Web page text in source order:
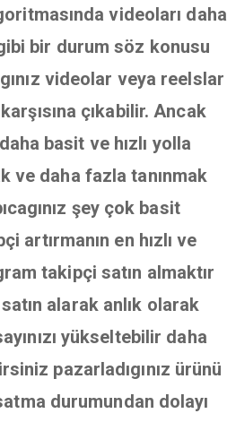
videoları daha
bir durum söz konusu
videolar veya reelslar
çıkabilir. Ancak
basit ve hızlı yolla
ve daha fazla tanınmak
şey çok basit
artırmanın en hızlı ve
takipçi satın almaktır
alarak anlık olarak
yükseltebilir daha
pazarladıgınız ürünü
durumundan dolayı